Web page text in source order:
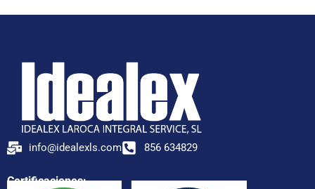
info@idealexls.com 856 634829
Certificaciones: